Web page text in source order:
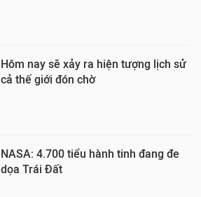
Hôm nay sẽ xảy ra hiện tượng lịch sử
cả thế giới đón chờ
NASA: 4.700 tiểu hành tinh đang đe
dọa Trái Đất